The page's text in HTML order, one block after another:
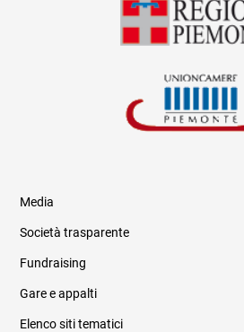
Informazioni legali e
Media
Società trasparente
Fundraising
Gare e appalti
Elenco siti tematici